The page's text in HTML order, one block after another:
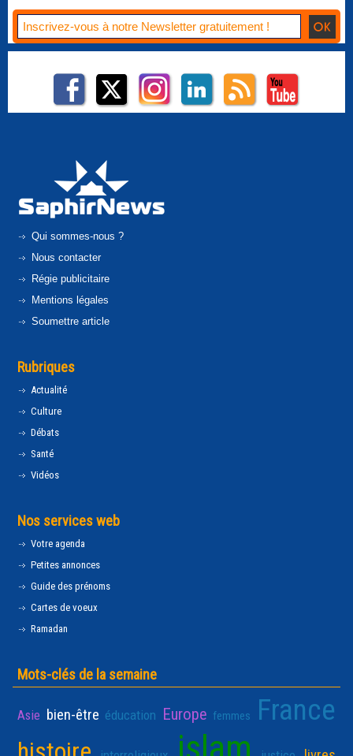
Qui sommes-nous ?
Nous contacter
Régie publicitaire
Mentions légales
Soumettre article
Rubriques
Actualité
Culture
Débats
Santé
Vidéos
Nos services web
Votre agenda
Petites annonces
Guide des prénoms
Cartes de voeux
Ramadan
Mots-clés de la semaine
Asie bien-être éducation Europe femmes France